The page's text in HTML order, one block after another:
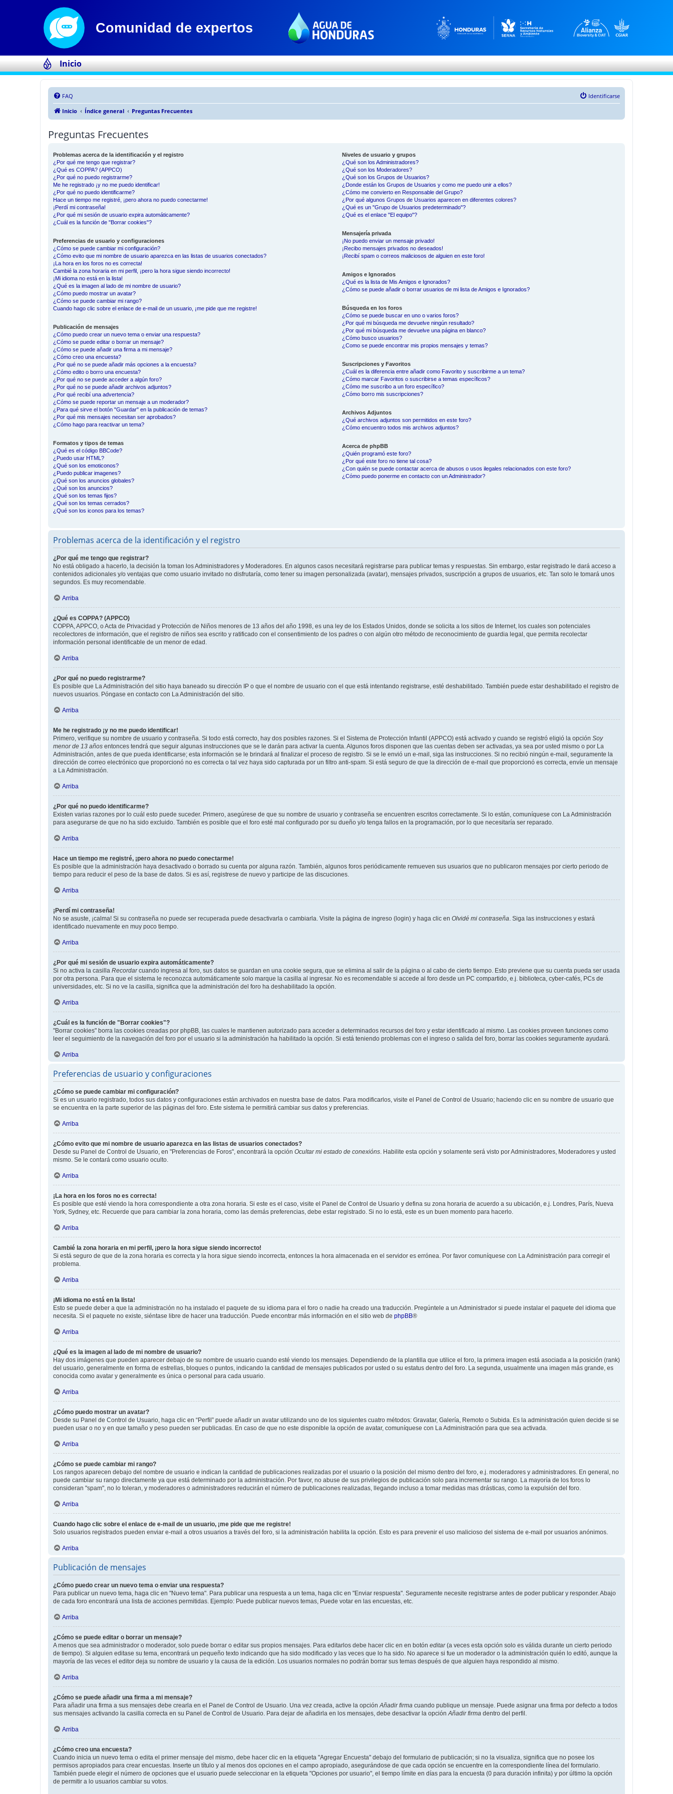
Inicio
FAQ
Identificarse
Inicio
Índice general Preguntas Frecuentes
Preguntas Frecuentes
Problemas acerca de la identificación y el registro
¿Por qué me tengo que registrar?
¿Qué es COPPA? (APPCO)
¿Por qué no puedo registrarme?
Me he registrado ¡y no me puedo identificar!
¿Por qué no puedo identificarme?
Hace un tiempo me registré, ¡pero ahora no puedo conectarme!
¡Perdí mi contraseña!
¿Por qué mi sesión de usuario expira automáticamente?
¿Cuál es la función de "Borrar cookies"?
Preferencias de usuario y configuraciones
¿Cómo se puede cambiar mi configuración?
¿Cómo evito que mi nombre de usuario aparezca en las listas de usuarios conectados?
¡La hora en los foros no es correcta!
Cambié la zona horaria en mi perfil, ¡pero la hora sigue siendo incorrecto!
¡Mi idioma no está en la lista!
¿Qué es la imagen al lado de mi nombre de usuario?
¿Cómo puedo mostrar un avatar?
¿Cómo se puede cambiar mi rango?
Cuando hago clic sobre el enlace de e-mail de un usuario, ¡me pide que me registre!
Publicación de mensajes
¿Cómo puedo crear un nuevo tema o enviar una respuesta?
¿Cómo se puede editar o borrar un mensaje?
¿Cómo se puede añadir una firma a mi mensaje?
¿Cómo creo una encuesta?
¿Por qué no se puede añadir más opciones a la encuesta?
¿Cómo edito o borro una encuesta?
¿Por qué no se puede acceder a algún foro?
¿Por qué no se puede añadir archivos adjuntos?
¿Por qué recibí una advertencia?
¿Cómo se puede reportar un mensaje a un moderador?
¿Para qué sirve el botón "Guardar" en la publicación de temas?
¿Por qué mis mensajes necesitan ser aprobados?
¿Cómo hago para reactivar un tema?
Formatos y tipos de temas
¿Qué es el código BBCode?
¿Puedo usar HTML?
¿Qué son los emoticonos?
¿Puedo publicar imagenes?
¿Qué son los anuncios globales?
¿Qué son los anuncios?
¿Qué son los temas fijos?
¿Qué son los temas cerrados?
¿Qué son los iconos para los temas?
Niveles de usuario y grupos
¿Qué son los Administradores?
¿Qué son los Moderadores?
¿Qué son los Grupos de Usuarios?
¿Donde están los Grupos de Usuarios y como me puedo unir a ellos?
¿Cómo me convierto en Responsable del Grupo?
¿Por qué algunos Grupos de Usuarios aparecen en diferentes colores?
¿Qué es un "Grupo de Usuarios predeterminado"?
¿Qué es el enlace "El equipo"?
Mensajería privada
¡No puedo enviar un mensaje privado!
¡Recibo mensajes privados no deseados!
¡Recibí spam o correos maliciosos de alguien en este foro!
Amigos e Ignorados
¿Qué es la lista de Mis Amigos e Ignorados?
¿Cómo se puede añadir o borrar usuarios de mi lista de Amigos e Ignorados?
Búsqueda en los foros
¿Cómo se puede buscar en uno o varios foros?
¿Por qué mi búsqueda me devuelve ningún resultado?
¿Por qué mi búsqueda me devuelve una página en blanco?
¿Cómo busco usuarios?
¿Como se puede encontrar mis propios mensajes y temas?
Suscripciones y Favoritos
¿Cuál es la diferencia entre añadir como Favorito y suscribirme a un tema?
¿Cómo marcar Favoritos o suscribirse a temas específicos?
¿Cómo me suscribo a un foro específico?
¿Cómo borro mis suscripciones?
Archivos Adjuntos
¿Qué archivos adjuntos son permitidos en este foro?
¿Cómo encuentro todos mis archivos adjuntos?
Acerca de phpBB
¿Quién programó este foro?
¿Por qué este foro no tiene tal cosa?
¿Con quién se puede contactar acerca de abusos o usos ilegales relacionados con este foro?
¿Cómo puedo ponerme en contacto con un Administrador?
Problemas acerca de la identificación y el registro
¿Por qué me tengo que registrar?
No está obligado a hacerlo, la decisión la toman los Administradores y Moderadores. En algunos casos necesitará registrarse para publicar temas y respuestas. Sin embargo, estar registrado le dará acceso a
contenidos adicionales y/o ventajas que como usuario invitado no disfrutaría, como tener su imagen personalizada (avatar), mensajes privados, suscripción a grupos de usuarios, etc. Tan solo le tomará unos
segundos. Es muy recomendable.
Arriba
¿Qué es COPPA? (APPCO)
COPPA, APPCO, o Acta de Privacidad y Protección de Niños menores de 13 años del año 1998, es una ley de los Estados Unidos, donde se solicita a los sitios de Internet, los cuales son potenciales
recolectores de información, que el registro de niños sea escrito y ratificado con el consentimiento de los padres o con algún otro método de reconocimiento de guardia legal, que permita recolectar
información personal identificable de un menor de edad.
Arriba
¿Por qué no puedo registrarme?
Es posible que La Administración del sitio haya baneado su dirección IP o que el nombre de usuario con el que está intentando registrarse, esté deshabilitado. También puede estar deshabilitado el registro de
nuevos usuarios. Póngase en contacto con La Administración del sitio.
Arriba
Me he registrado ¡y no me puedo identificar!
Primero, verifique su nombre de usuario y contraseña. Si todo está correcto, hay dos posibles razones. Si el Sistema de Protección Infantil (APPCO) está activado y cuando se registró eligió la opción Soy
menor de 13 años entonces tendrá que seguir algunas instrucciones que se le darán para activar la cuenta. Algunos foros disponen que las cuentas deben ser activadas, ya sea por usted mismo o por La
Administración, antes de que pueda identificarse; esta información se le brindará al finalizar el proceso de registro. Si se le envió un e-mail, siga las instrucciones. Si no recibió ningún e-mail, seguramente la
dirección de correo electrónico que proporcionó no es correcta o tal vez haya sido capturada por un filtro anti-spam. Si está seguro de que la dirección de e-mail que proporcionó es correcta, envíe un mensaje
a La Administración.
Arriba
¿Por qué no puedo identificarme?
Existen varias razones por lo cuál esto puede suceder. Primero, asegúrese de que su nombre de usuario y contraseña se encuentren escritos correctamente. Si lo están, comuníquese con La Administración
para asegurarse de que no ha sido excluido. También es posible que el foro esté mal configurado por su dueño y/o tenga fallos en la programación, por lo que necesitaría ser reparado.
Arriba
Hace un tiempo me registré, ¡pero ahora no puedo conectarme!
Es posible que la administración haya desactivado o borrado su cuenta por alguna razón. También, algunos foros periódicamente remueven sus usuarios que no publicaron mensajes por cierto periodo de
tiempo para reducir el peso de la base de datos. Si es así, registrese de nuevo y participe de las discuciones.
Arriba
¡Perdí mi contraseña!
No se asuste, ¡calma! Si su contraseña no puede ser recuperada puede desactivarla o cambiarla. Visite la página de ingreso (login) y haga clic en Olvidé mi contraseña. Siga las instrucciones y estará
identificado nuevamente en muy poco tiempo.
Arriba
¿Por qué mi sesión de usuario expira automáticamente?
Si no activa la casilla Recordarcuando ingresa al foro, sus datos se guardan en una cookie segura, que se elimina al salir de la página o al cabo de cierto tiempo. Esto previene que su cuenta pueda ser usada
por otra persona. Para que el sistema le reconozca automáticamente solo marque la casilla al ingresar. No es recomendable si accede al foro desde un PC compartido, e.j. biblioteca, cyber-cafés, PCs de
universidades, etc. Si no ve la casilla, significa que la administración del foro ha deshabilitado la opción.
Arriba
¿Cuál es la función de "Borrar cookies"?
"Borrar cookies" borra las cookies creadas por phpBB, las cuales le mantienen autorizado para acceder a determinados recursos del foro y estar identificado al mismo. Las cookies proveen funciones como
leer el seguimiento de la navegación del foro por el usuario si la administración ha habilitado la opción. Si está teniendo problemas con el ingreso o salida del foro, borrar las cookies seguramente ayudará.
Arriba
Preferencias de usuario y configuraciones
¿Cómo se puede cambiar mi configuración?
Si es un usuario registrado, todos sus datos y configuraciones están archivados en nuestra base de datos. Para modificarlos, visite el Panel de Control de Usuario; haciendo clic en su nombre de usuario que
se encuentra en la parte superior de las páginas del foro. Este sistema le permitirá cambiar sus datos y preferencias.
Arriba
¿Cómo evito que mi nombre de usuario aparezca en las listas de usuarios conectados?
Desde su Panel de Control de Usuario, en "Preferencias de Foros", encontrará la opción Ocultar mi estado de conexións. Habilite esta opción y solamente será visto por Administradores, Moderadores y usted
mismo. Se le contará como usuario oculto.
Arriba
¡La hora en los foros no es correcta!
Es posible que esté viendo la hora correspondiente a otra zona horaria. Si este es el caso, visite el Panel de Control de Usuario y defina su zona horaria de acuerdo a su ubicación, e.j. Londres, París, Nueva
York, Sydney, etc. Recuerde que para cambiar la zona horaria, como las demás preferencias, debe estar registrado. Si no lo está, este es un buen momento para hacerlo.
Arriba
Cambié la zona horaria en mi perfil, ¡pero la hora sigue siendo incorrecto!
Si está seguro de que de la zona horaria es correcta y la hora sigue siendo incorrecta, entonces la hora almacenada en el servidor es errónea. Por favor comuníquese con La Administración para corregir el
problema.
Arriba
¡Mi idioma no está en la lista!
Esto se puede deber a que la administración no ha instalado el paquete de su idioma para el foro o nadie ha creado una traducción. Pregúntele a un Administrador si puede instalar el paquete del idioma que
necesita. Si el paquete no existe, siéntase libre de hacer una traducción. Puede encontrar más información en el sitio web de phpBB®
Arriba
¿Qué es la imagen al lado de mi nombre de usuario?
Hay dos imágenes que pueden aparecer debajo de su nombre de usuario cuando esté viendo los mensajes. Dependiendo de la plantilla que utilice el foro, la primera imagen está asociada a la posición (rank)
del usuario, generalmente en forma de estrellas, bloques o puntos, indicando la cantidad de mensajes publicados por usted o su estatus dentro del foro. La segunda, usualmente una imagen más grande, es
conocida como avatar y generalmente es única o personal para cada usuario.
Arriba
¿Cómo puedo mostrar un avatar?
Desde su Panel de Control de Usuario, haga clic en “Perfil” puede añadir un avatar utilizando uno de los siguientes cuatro métodos: Gravatar, Galería, Remoto o Subida. Es la administración quien decide si se
pueden usar o no y en que tamaño y peso pueden ser publicadas. En caso de que no este disponible la opción de avatar, comuníquese con La Administración para que sea activada.
Arriba
¿Cómo se puede cambiar mi rango?
Los rangos aparecen debajo del nombre de usuario e indican la cantidad de publicaciones realizadas por el usuario o la posición del mismo dentro del foro, e.j. moderadores y administradores. En general, no
puede cambiar su rango directamente ya que está determinado por la administración. Por favor, no abuse de sus privilegios de publicación solo para incrementar su rango. La mayoría de los foros lo
consideran "spam", no lo toleran, y moderadores o administradores reducirán el número de publicaciones realizadas, llegando incluso a tomar medidas mas drásticas, como la expulsión del foro.
Arriba
Cuando hago clic sobre el enlace de e-mail de un usuario, ¡me pide que me registre!
Solo usuarios registrados pueden enviar e-mail a otros usuarios a través del foro, si la administración habilita la opción. Esto es para prevenir el uso malicioso del sistema de e-mail por usuarios anónimos.
Arriba
Publicación de mensajes
¿Cómo puedo crear un nuevo tema o enviar una respuesta?
Para publicar un nuevo tema, haga clic en "Nuevo tema". Para publicar una respuesta a un tema, haga clic en "Enviar respuesta". Seguramente necesite registrarse antes de poder publicar y responder. Abajo
de cada foro encontrará una lista de acciones permitidas. Ejemplo: Puede publicar nuevos temas, Puede votar en las encuestas, etc.
Arriba
¿Cómo se puede editar o borrar un mensaje?
A menos que sea administrador o moderador, solo puede borrar o editar sus propios mensajes. Para editarlos debe hacer clic en en botón editar(a veces esta opción solo es válida durante un cierto periodo
de tiempo). Si alguien editase su tema, encontrará un pequeño texto indicando que ha sido modificado y las veces que lo ha sido. No aparece si fue un moderador o la administración quién lo editó, aunque la
mayoría de las veces el editor deja su nombre de usuario y la causa de la edición. Los usuarios normales no podrán borrar sus temas después de que alguien haya respondido al mismo.
Arriba
¿Cómo se puede añadir una firma a mi mensaje?
Para añadir una firma a sus mensajes debe crearla en el Panel de Control de Usuario. Una vez creada, active la opciónAñadir firma cuando publique un mensaje. Puede asignar una firma por defecto a todos
sus mensajes activando la casilla correcta en su Panel de Control de Usuario. Para dejar de añadirla en los mensajes, debe desactivar la opciónAñadir firma dentro del perfil.
Arriba
¿Cómo creo una encuesta?
Cuando inicia un nuevo tema o edita el primer mensaje del mismo, debe hacer clic en la etiqueta "Agregar Encuesta" debajo del formulario de publicación; si no la visualiza, significa que no posee los
permisos apropiados para crear encuestas. Inserte un título y al menos dos opciones en el campo apropiado, asegurándose de que cada opción se encuentre en la correspondiente línea del formulario.
También puede elegir el número de opciones que el usuario puede seleccionar en la etiqueta "Opciones por usuario", el tiempo límite en días para la encuesta (0 para duración infinita) y por último la opción
de permitir a lo usuarios cambiar su votos.